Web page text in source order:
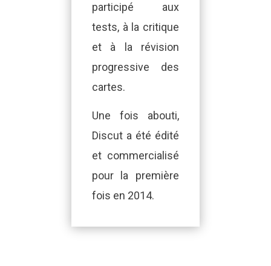
participé aux
tests, à la critique
et à la révision
progressive des
cartes.
Une fois abouti,
Discut a été édité
et commercialisé
pour la première
fois en 2014.